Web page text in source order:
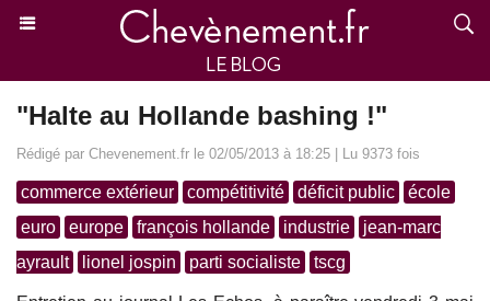
"Halte au Hollande bashing !"
Rédigé par Chevenement.fr le 02/05/2013 à 18:25 | Lu 9373 fois
commerce extérieur compétitivité déficit public
école
euro
europe françois hollande industrie
jean-marc
ayrault
lionel jospin parti socialiste tscg